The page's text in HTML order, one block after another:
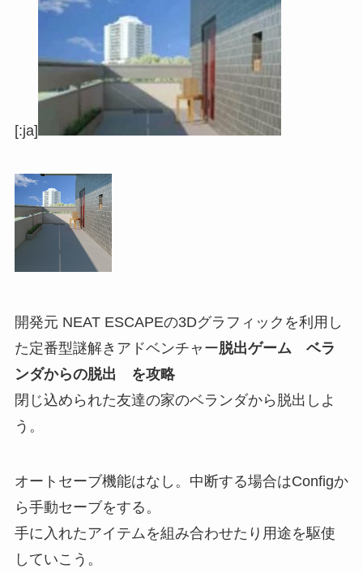
[:ja]
開発元 NEAT ESCAPEの3Dグラフィックを利用し
た定番型謎解きアドベンチャー脱出ゲーム ベラ
ンダからの脱出 を攻略
閉じ込められた友達の家のベランダから脱出しよ
う。
オートセーブ機能はなし。中断する場合はConfigか
ら手動セーブをする。
手に入れたアイテムを組み合わせたり用途を駆使
していこう。